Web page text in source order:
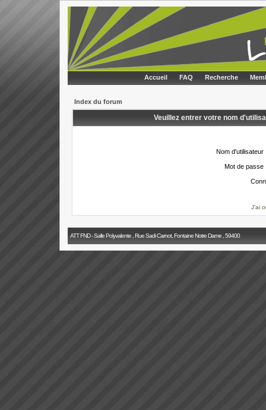
Accueil FAQ Recherche
Index du forum
Veuillez entrer votre nom
Nom d'utilisateur
Mot de passe
J'ai
ATT FND - Salle Polyvalente , Rue Sadi Carnot, Fontaine Notre Dame , 59400